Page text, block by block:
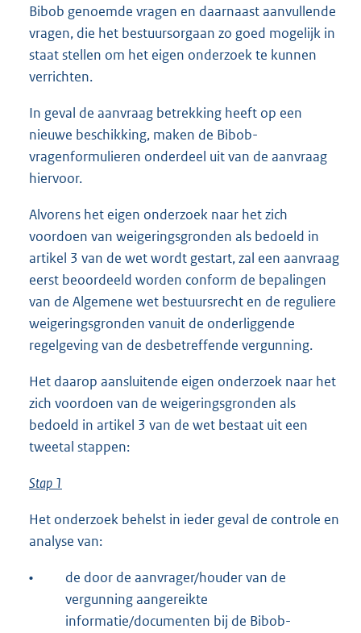
Bibob genoemde vragen en daarnaast aanvullende
vragen, die het bestuursorgaan zo goed mogelijk in
staat stellen om het eigen onderzoek te kunnen
verrichten.
In geval de aanvraag betrekking heeft op een
nieuwe beschikking, maken de Bibob-
vragenformulieren onderdeel uit van de aanvraag
hiervoor.
Alvorens het eigen onderzoek naar het zich
voordoen van weigeringsgronden als bedoeld in
artikel 3 van de wet wordt gestart, zal een aanvraag
eerst beoordeeld worden conform de bepalingen
van de Algemene wet bestuursrecht en de reguliere
weigeringsgronden vanuit de onderliggende
regelgeving van de desbetreffende vergunning.
Het daarop aansluitende eigen onderzoek naar het
zich voordoen van de weigeringsgronden als
bedoeld in artikel 3 van de wet bestaat uit een
tweetal stappen:
Stap 1
Het onderzoek behelst in ieder geval de controle en
analyse van:
•
de door de aanvrager/houder van de
vergunning aangereikte
informatie/documenten bij de Bibob-